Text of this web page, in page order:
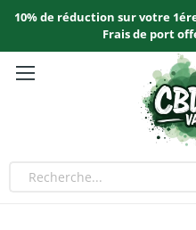
10% de réduction sur votre
Frais de port